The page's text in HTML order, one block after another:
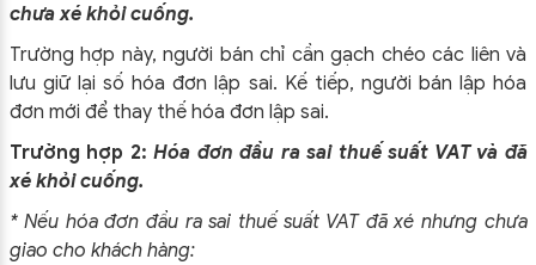
chưa xé khỏi cuống.
Trường hợp này, người bán chỉ cần gạch chéo các liên và
lưu giữ lại số hóa đơn lập sai. Kế tiếp, người bán lập hóa
đơn mới để thay thế hóa đơn lập sai.
Trường hợp 2: Hóa đơn đầu ra sai thuế suất VAT và đã
xé khỏi cuống.
* Nếu hóa đơn đầu ra sai thuế suất VAT đã xé nhưng chưa
giao cho khách hàng: